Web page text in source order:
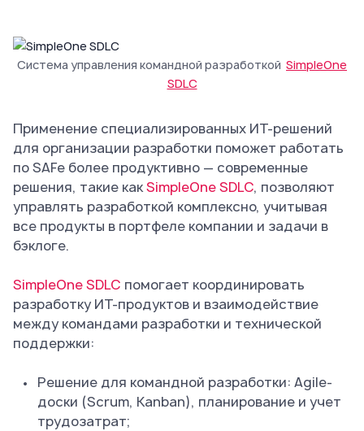
Система управления командной разработкой SimpleOne
SDLC
Применение специализированных ИТ-решений
для организации разработки поможет работать
по SAFe более продуктивно — современные
решения, такие какSimpleOne SDLC, позволяют
управлять разработкой комплексно, учитывая
все продукты в портфеле компании и задачи в
бэклоге.
SimpleOne SDLC помогает координировать
разработку ИТ-продуктов и взаимодействие
между командами разработки и технической
поддержки:
Решение для командной разработки: Agile-
доски (Scrum, Kanban), планирование и учет
трудозатрат;